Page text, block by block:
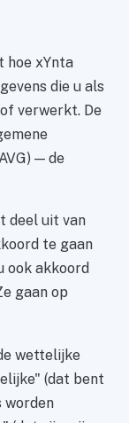
hoe xYnta
die u als
verwerkt. De
— de
deel uit van
te gaan
ook akkoord
gaan op
wettelijke
(dat bent
worden